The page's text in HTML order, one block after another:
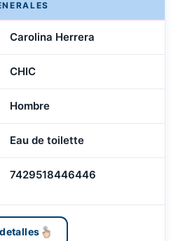
Carolina Herrera
CHIC
Hombre
Eau de toilette
7429518446446